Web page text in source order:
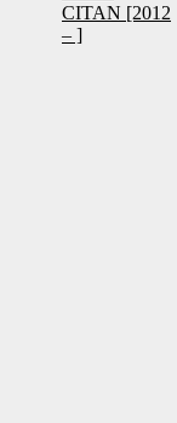
CITAN [2012
– ]